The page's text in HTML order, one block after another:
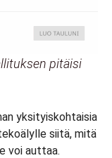
pitäisi
yksityiskohtaisia
siitä, mitä
voi auttaa.